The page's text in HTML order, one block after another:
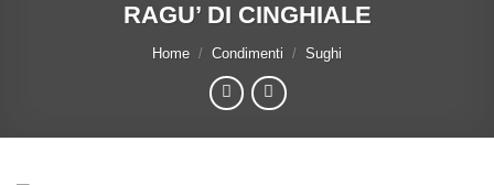
RAGU’ DI CINGHIALE
Home / Condimenti / Sughi